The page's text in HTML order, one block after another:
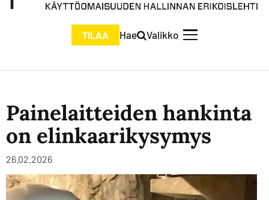
TILAA Hae Valikko
Painelaitteiden hankinta
on elinkaarikysymys
26.02.2026